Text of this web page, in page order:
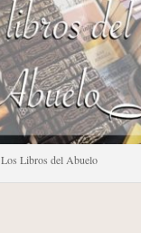
Los Libros del Abuelo